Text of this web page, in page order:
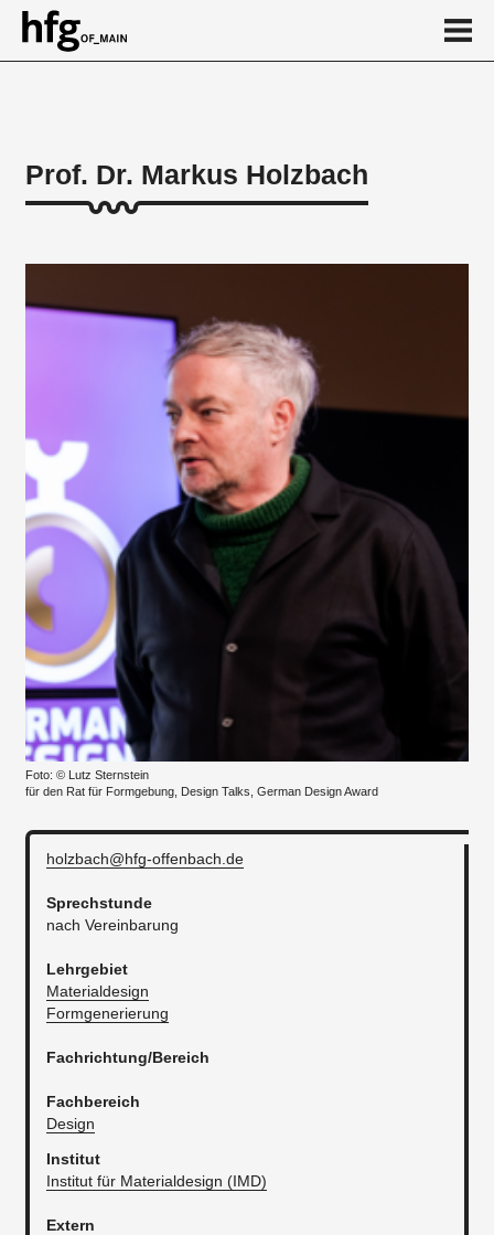
Person
Prof. Dr. Markus Holzbach
Foto: © Lutz Sternstein
für den Rat für Formgebung, Design Talks, German Design Award
holzbach@hfg-offenbach.de
Sprechstunde
nach Vereinbarung
Lehrgebiet
Materialdesign
Formgenerierung
Fachrichtung/Bereich
Fachbereich
Design
Institut
Institut für Materialdesign (IMD)
​Extern